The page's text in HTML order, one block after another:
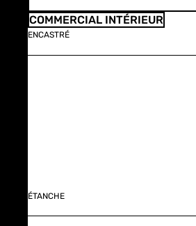
COMMERCIAL INTÉRIEUR
ENCASTRÉ
ÉTANCHE